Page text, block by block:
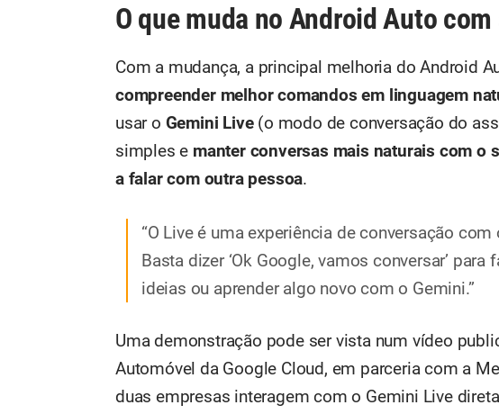
O que muda no Android Auto
Com a mudança, a principal melhoria do Android
compreender melhor comandos em linguagem
usar o Gemini Live(o modo de conversação do
simples e manter conversas mais naturais com o
a falar com outra pessoa.
“O Live é uma experiência de conversação
Basta dizer ‘Ok Google, vamos conversar’
ideias ou aprender algo novo com o Gemini.”
Uma demonstração pode ser vista num vídeo
Automóvel da Google Cloud, em parceria com a
duas empresas interagem com o Gemini Live